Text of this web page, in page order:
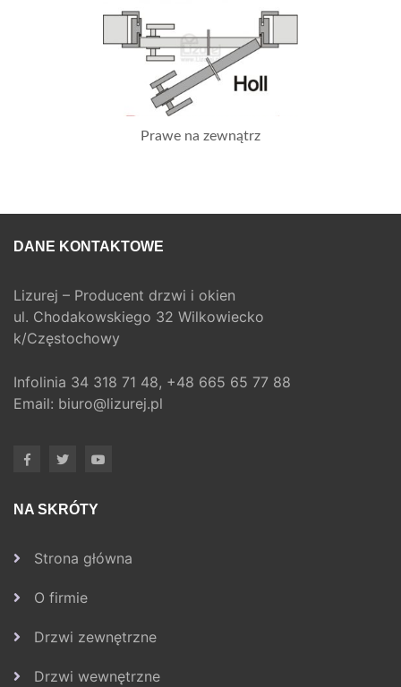
Prawe na zewnątrz
DANE KONTAKTOWE
Lizurej – Producent drzwi i okien
ul. Chodakowskiego 32 Wilkowiecko
k/Częstochowy
Infolinia 34 318 71 48, +48 665 65 77 88
Email: biuro@lizurej.pl
NA SKRÓTY
Strona główna
O firmie
Drzwi zewnętrzne
Drzwi wewnętrzne